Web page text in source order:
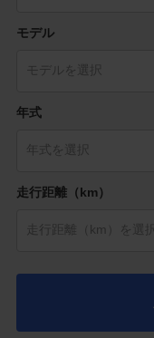
モデル
年式
走行距離（km）